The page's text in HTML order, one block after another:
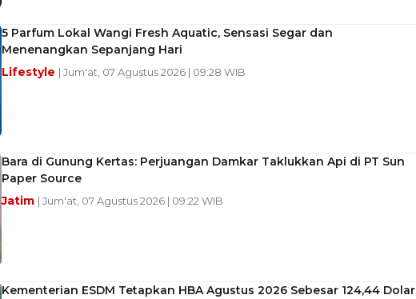
5 Parfum Lokal Wangi Fresh Aquatic, Sensasi Segar dan
Menenangkan Sepanjang Hari
Lifestyle | Jum'at, 07 Agustus 2026 | 09:28 WIB
Bara di Gunung Kertas: Perjuangan Damkar Taklukkan Api di PT Sun
Paper Source
Jatim | Jum'at, 07 Agustus 2026 | 09:22 WIB
Kementerian ESDM Tetapkan HBA Agustus 2026 Sebesar 124,44 Dolar